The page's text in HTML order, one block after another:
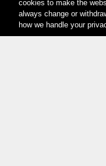
cookies to make the
always change or
how we handle your